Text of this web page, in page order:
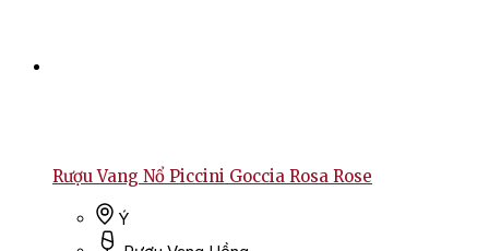
Rượu Vang Nổ Piccini Goccia Rosa Rose
Ý